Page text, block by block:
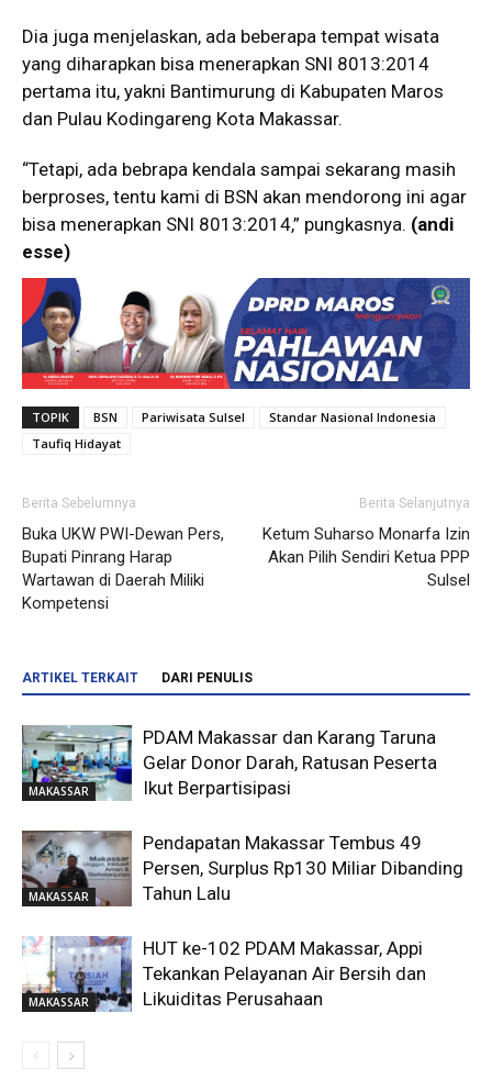
Dia juga menjelaskan, ada beberapa tempat wisata
yang diharapkan bisa menerapkan SNI 8013:2014
pertama itu, yakni Bantimurung di Kabupaten Maros
dan Pulau Kodingareng Kota Makassar.
“Tetapi, ada bebrapa kendala sampai sekarang masih
berproses, tentu kami di BSN akan mendorong ini agar
bisa menerapkan SNI 8013:2014,” pungkasnya. (andi
esse)
TOPIK BSN Pariwisata Sulsel
Standar Nasional Indonesia
Taufiq Hidayat
Berita Sebelumnya
Buka UKW PWI-Dewan Pers,
Bupati Pinrang Harap
Wartawan di Daerah Miliki
Kompetensi
Berita Selanjutnya
Ketum Suharso Monarfa Izin
Akan Pilih Sendiri Ketua PPP
Sulsel
ARTIKEL TERKAIT DARI PENULIS
MAKASSAR
PDAM Makassar dan Karang Taruna
Gelar Donor Darah, Ratusan Peserta
Ikut Berpartisipasi
MAKASSAR
Pendapatan Makassar Tembus 49
Persen, Surplus Rp130 Miliar Dibanding
Tahun Lalu
MAKASSAR
HUT ke-102 PDAM Makassar, Appi
Tekankan Pelayanan Air Bersih dan
Likuiditas Perusahaan